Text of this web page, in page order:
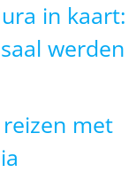
in kaart:
werden
reizen met